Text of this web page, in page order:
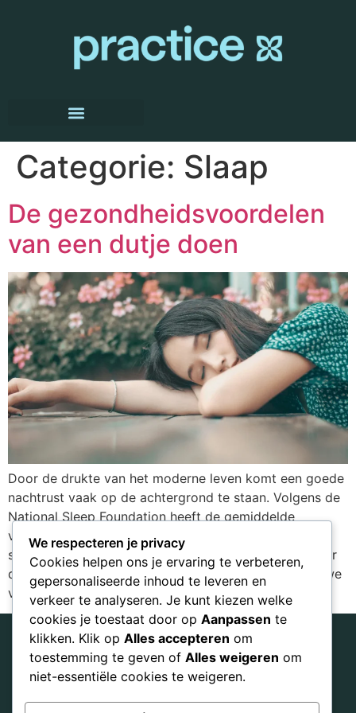
Categorie: Slaap
De gezondheidsvoordelen
van een dutje doen
Door de drukte van het moderne leven komt een goede
nachtrust vaak op de achtergrond te staan. Volgens de
National Sleep Foundation heeft de gemiddelde
volwassene elke nacht tussen de zeven en negen uur
slaap nodig om optimaal te kunnen functioneren. Maar
door de toenemende verantwoordelijkheden komen we
vaak tekort, en zelfs een paar nachten […]
Nederland
hi@practiceyourhealth.com
Home
voorwaarden
We respecteren je privacy
Cookies helpen ons je ervaring te verbeteren,
gepersonaliseerde inhoud te leveren en
verkeer te analyseren. Je kunt kiezen welke
cookies je toestaat door op Aanpassen te
klikken. Klik op Alles accepteren om
toestemming te geven of Alles weigeren om
niet-essentiële cookies te weigeren.